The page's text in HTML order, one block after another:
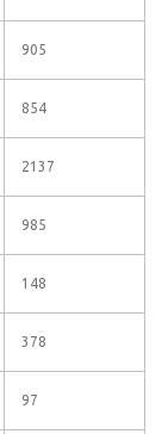
905
854
2137
985
148
378
97